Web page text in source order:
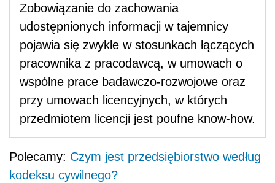
Zobowiązanie do zachowania
udostępnionych informacji w tajemnicy
pojawia się zwykle w stosunkach łączących
pracownika z pracodawcą, w umowach o
wspólne prace badawczo-rozwojowe oraz
przy umowach licencyjnych, w których
przedmiotem licencji jest poufne know-how.
Polecamy: Czym jest przedsiębiorstwo według
kodeksu cywilnego?